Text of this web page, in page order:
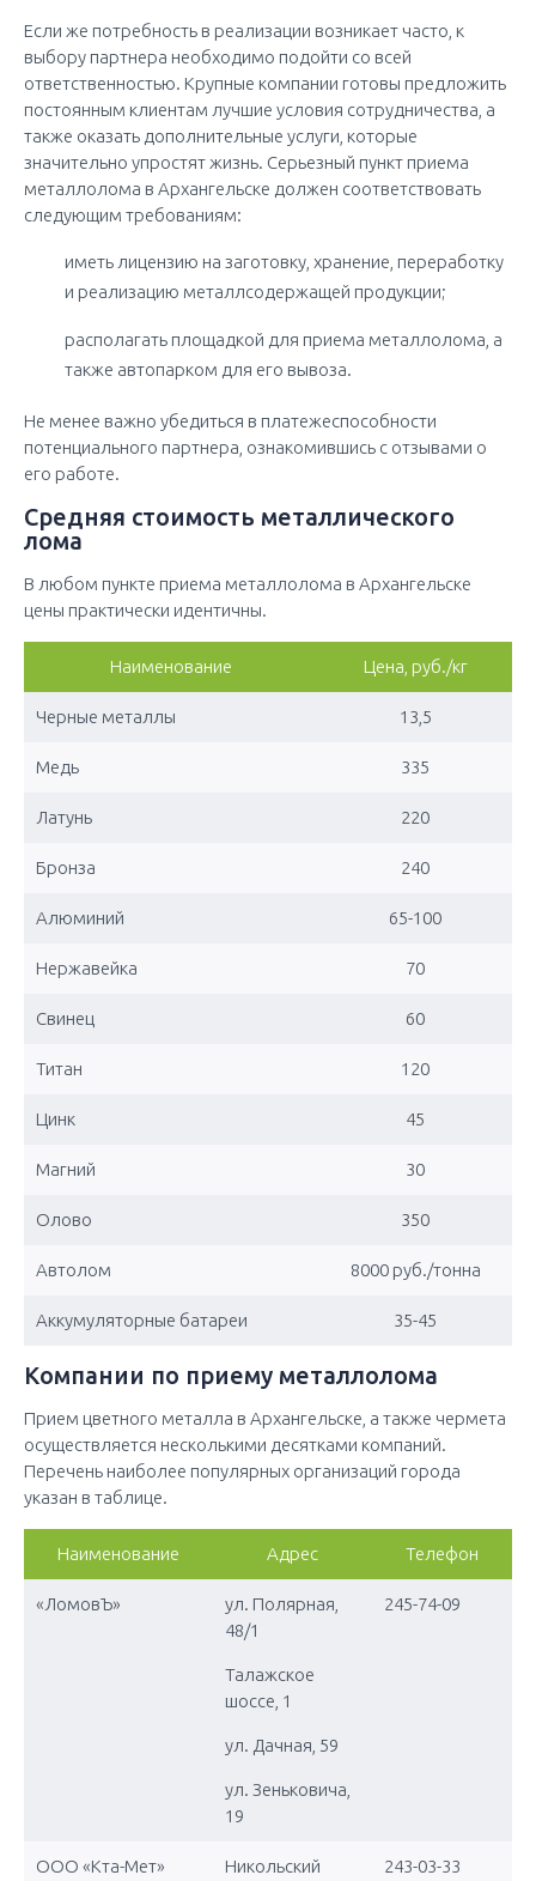
Если же потребность в реализации возникает часто, к
выбору партнера необходимо подойти со всей
ответственностью. Крупные компании готовы предложить
постоянным клиентам лучшие условия сотрудничества, а
также оказать дополнительные услуги, которые
значительно упростят жизнь. Серьезный пункт приема
металлолома в Архангельске должен соответствовать
следующим требованиям:
иметь лицензию на заготовку, хранение, переработку
и реализацию металлсодержащей продукции;
располагать площадкой для приема металлолома, а
также автопарком для его вывоза.
Не менее важно убедиться в платежеспособности
потенциального партнера, ознакомившись с отзывами о
его работе.
Средняя стоимость металлического
лома
В любом пункте приема металлолома в Архангельске
цены практически идентичны.
Наименование Цена, руб./кг
Черные металлы 13,5
Медь 335
Латунь 220
Бронза 240
Алюминий 65-100
Нержавейка 70
Свинец 60
Титан 120
Цинк 45
Магний 30
Олово 350
Автолом 8000 руб./тонна
Аккумуляторные батареи 35-45
Компании по приему металлолома
Прием цветного металла в Архангельске, а также чермета
осуществляется несколькими десятками компаний.
Перечень наиболее популярных организаций города
указан в таблице.
Наименование Адрес Телефон
«ЛомовЪ»
ул. Полярная,
48/1
Талажское
шоссе, 1
ул. Дачная, 59
ул. Зеньковича,
19
245-74-09
ООО «Кта-Мет»
Никольский
243-03-33